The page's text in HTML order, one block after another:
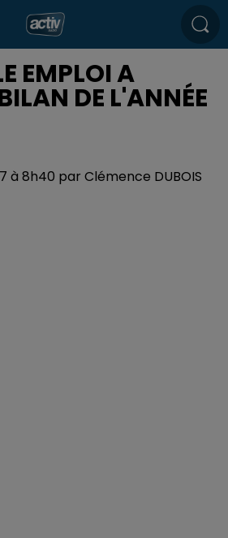
EMPLOI A
DE L'ANNÉE
à 8h40 par Clémence DUBOIS